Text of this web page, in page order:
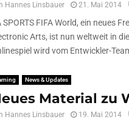
Hannes Linsbauer 21. Mai 2014
SPORTS FIFA World, ein neues
Arts, ist nun weltweit in
wird vom Entwickler-
News & Updates
Material zu
Hannes Linsbauer 19. Mai 2014